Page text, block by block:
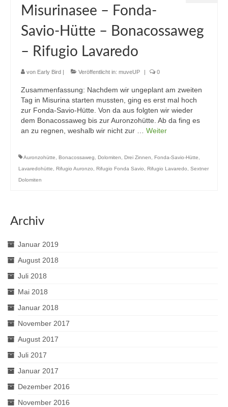
Misurinasee – Fonda-
Savio-Hütte – Bonacossaweg
– Rifugio Lavaredo
von Early Bird | Veröffentlicht in: muveUP | 0
Zusammenfassung: Nachdem wir ungeplant am zweiten
Tag in Misurina starten mussten, ging es erst mal hoch
zur Fonda-Savio-Hütte. Von da aus folgten wir wieder
dem Bonacossaweg bis zur Auronzohütte. Ab da fing es
an zu regnen, weshalb wir nicht zur … Weiter
Auronzohütte Bonacossaweg Dolomiten Drei Zinnen Fonda-Savio-Hütte
Lavaredohütte
Rifugio Auronzo Rifugio Fonda Savio Rifugio Lavaredo
Sextner
Dolomiten
Archiv
Januar 2019
August 2018
Juli 2018
Mai 2018
Januar 2018
November 2017
August 2017
Juli 2017
Januar 2017
Dezember 2016
November 2016